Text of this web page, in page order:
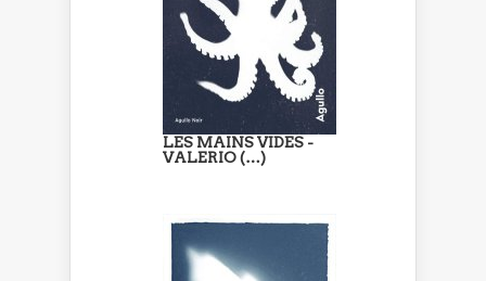
LES MAINS VIDES -
VALERIO (…)